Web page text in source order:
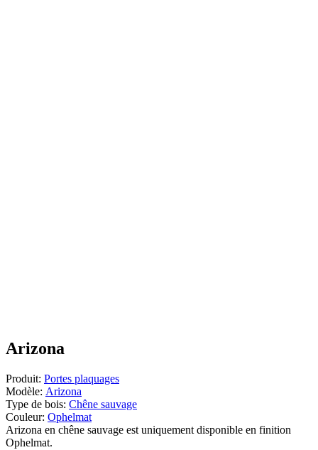
Arizona
Produit: Portes plaquages
Modèle: Arizona
Type de bois: Chêne sauvage
Couleur: Ophelmat
Arizona en chêne sauvage est uniquement disponible en finition
Ophelmat.